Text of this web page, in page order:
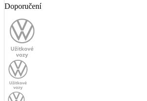
Doporučení